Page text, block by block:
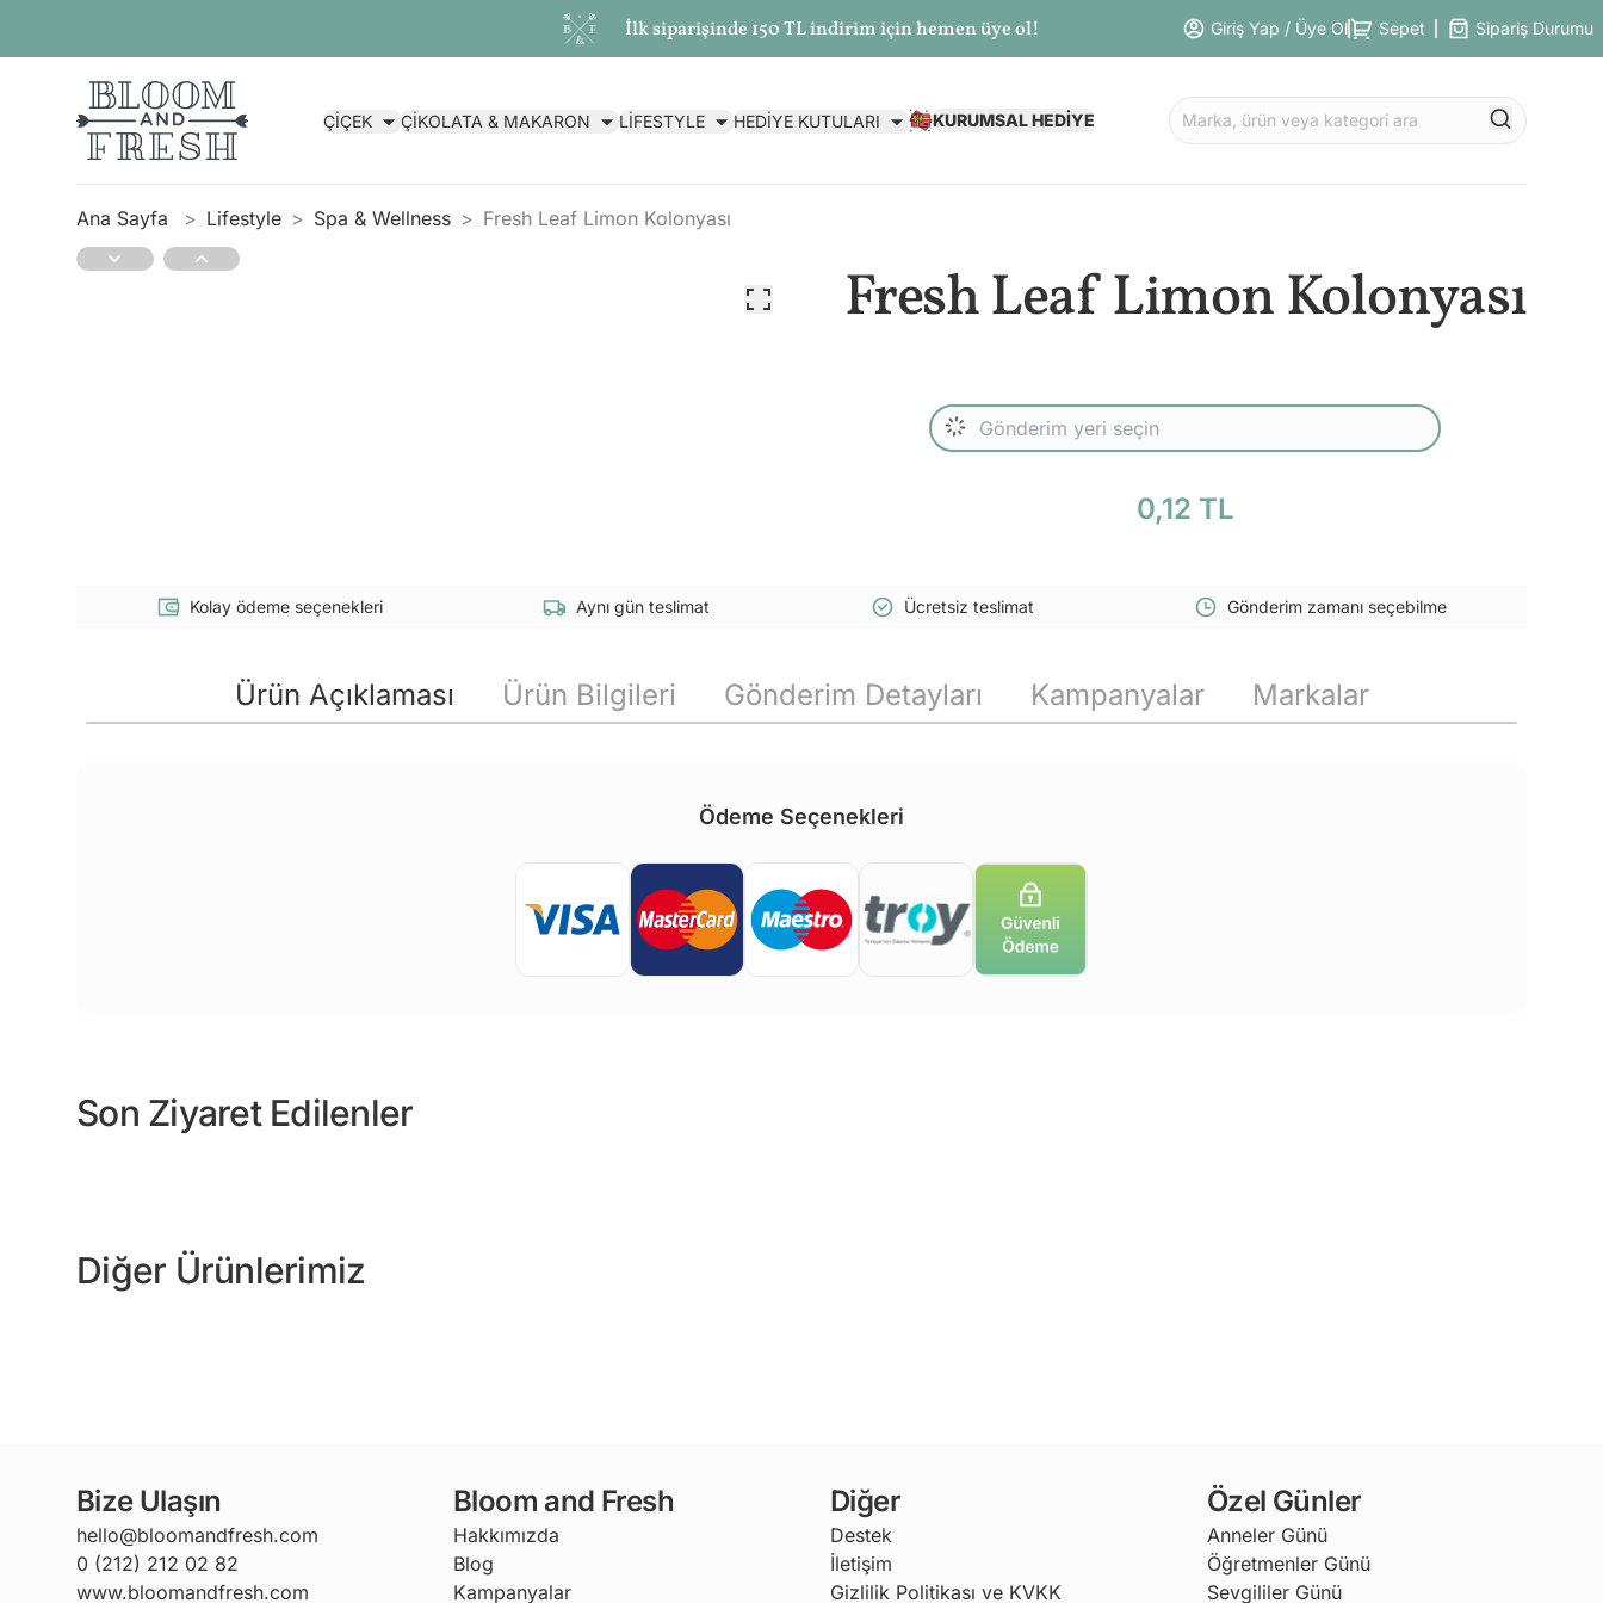
İlk siparişinde 150 TL indirim için hemen üye ol! Giriş Yap / Üye Ol Sepet Sipariş Durumu
ÇİÇEK ÇİKOLATA & MAKARON LİFESTYLE HEDİYE KUTULARI KURUMSAL HEDİYE
Ana Sayfa Lifestyle Spa & Wellness Fresh Leaf Limon Kolonyası
Fresh Leaf Limon Kolonyası
0,12 TL
Kolay ödeme seçenekleri Aynı gün teslimat Ücretsiz teslimat Gönderim zamanı seçebilme
Ürün Açıklaması Ürün Bilgileri Gönderim Detayları Kampanyalar Markalar
Ödeme Seçenekleri
Son Ziyaret Edilenler
Diğer Ürünlerimiz
Bize Ulaşın
hello@bloomandfresh.com
0 (212) 212 02 82
www.bloomandfresh.com
Bloom and Fresh
Hakkımızda
Blog
Kampanyalar
Diğer
Destek
İletişim
Gizlilik Politikası ve KVKK
Özel Günler
Anneler Günü
Öğretmenler Günü
Sevgililer Günü